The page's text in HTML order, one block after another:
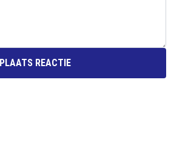
PLAATS REACTIE